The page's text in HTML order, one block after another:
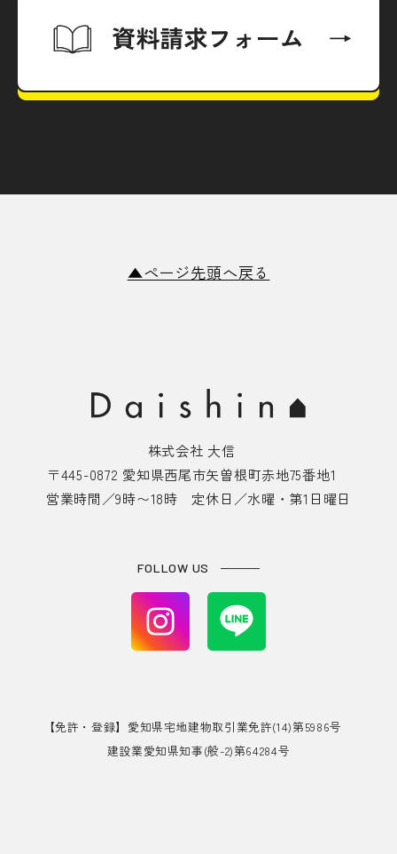
▲ページ先頭へ戻る
株式会社 大信
〒445-0872 愛知県西尾市矢曽根町赤地75番地1
営業時間／9時〜18時 定休日／水曜・第1日曜日
FOLLOW US
【免許・登録】愛知県宅地建物取引業免許(14)第5986号
建設業愛知県知事(般-2)第64284号